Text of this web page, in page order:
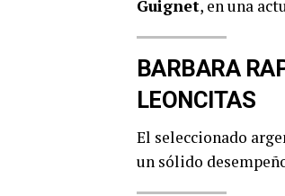
Guignet, en una
BARBARA
LEONCITAS
El seleccionado
un sólido